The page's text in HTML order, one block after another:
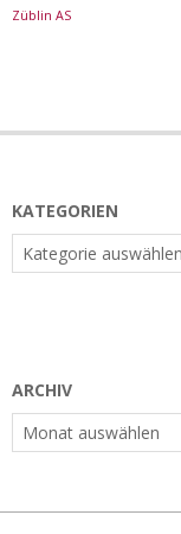
Züblin AS
KATEGORIEN
Kategorien
ARCHIV
Archiv